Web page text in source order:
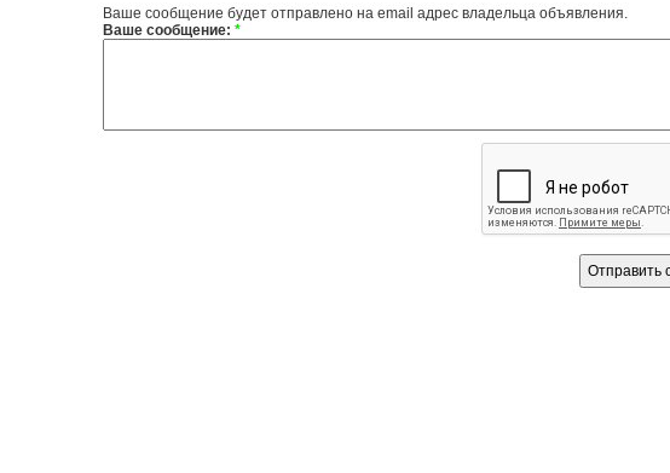
Ваше сообщение будет отправлено на email адрес владельца объявления.
Ваше сообщение: *